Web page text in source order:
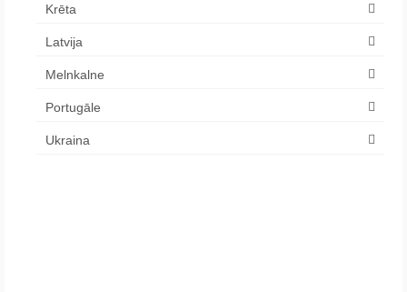
Krēta
Latvija
Melnkalne
Portugāle
Ukraina